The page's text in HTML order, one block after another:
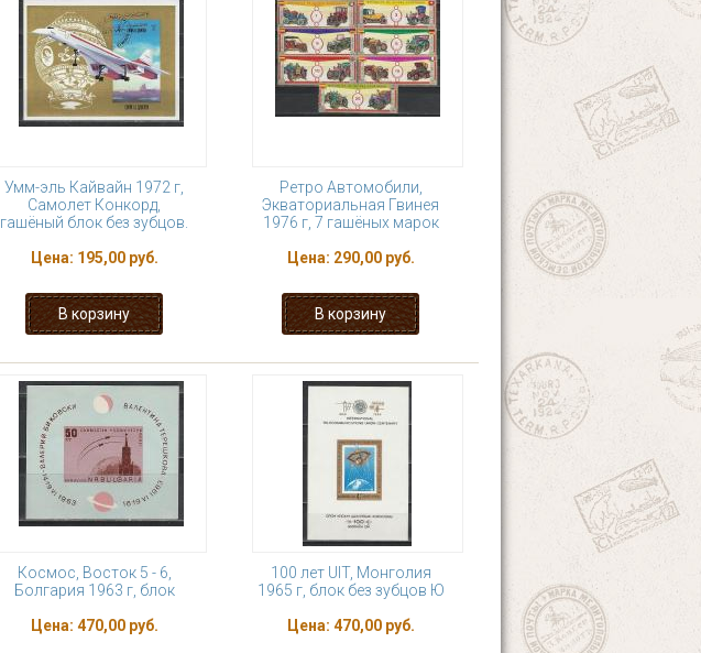
Умм-эль Кайвайн 1972 г,
Самолет Конкорд,
гашёный блок без зубцов.
Цена: 195,00 руб.
Ретро Автомобили,
Экваториальная Гвинея
1976 г, 7 гашёных марок
Цена: 290,00 руб.
Космос, Восток 5 - 6,
Болгария 1963 г, блок
Цена: 470,00 руб.
100 лет UIT, Монголия
1965 г, блок без зубцов Ю
Цена: 470,00 руб.